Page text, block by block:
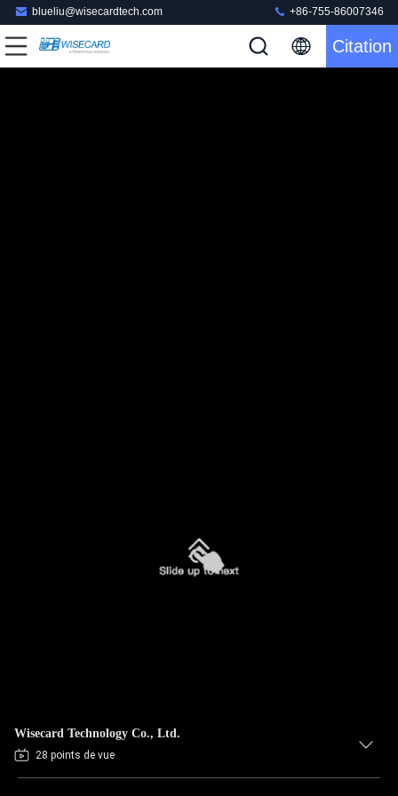
blueliu@wisecardtech.com +86-755-86007346
Citation
Wisecard Technology Co., Ltd.
28 points de vue